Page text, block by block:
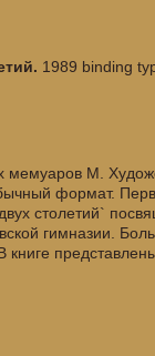
1989 binding
мемуаров М.
формат.
столетий`
гимназии.